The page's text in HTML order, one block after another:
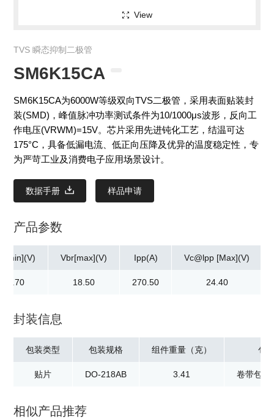
View
TVS 瞬态抑制二极管
SM6K15CA
SM6K15CA为6000W等级双向TVS二极管，采用表面贴装封
装(SMD)，峰值脉冲功率测试条件为10/1000μs波形，反向工
作电压(VRWM)=15V。芯片采用先进钝化工艺，结温可达
175°C，具备低漏电流、低正向压降及优异的温度稳定性，专
为严苛工业及消费电子应用场景设计。
数据手册 样品申请
产品参数
16.70
Vbr[max](V)
18.50
Ipp(A)
270.50
Vc@lpp [Max](V)
24.40
封装信息
包装类型
贴片
包装规格
DO-218AB
组件重量（克）
3.41
包
卷带包装
相似产品推荐